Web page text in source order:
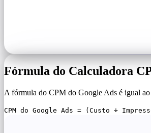
Fórmula do Calculadora
A fórmula do CPM do Google Ads é igual
CPM do Google Ads = (Custo ÷